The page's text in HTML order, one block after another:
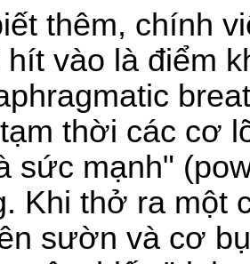
thêm, chính
hít vào là điểm
thời các cơ
sức mạnh"
Khi thở ra một
sườn và cơ